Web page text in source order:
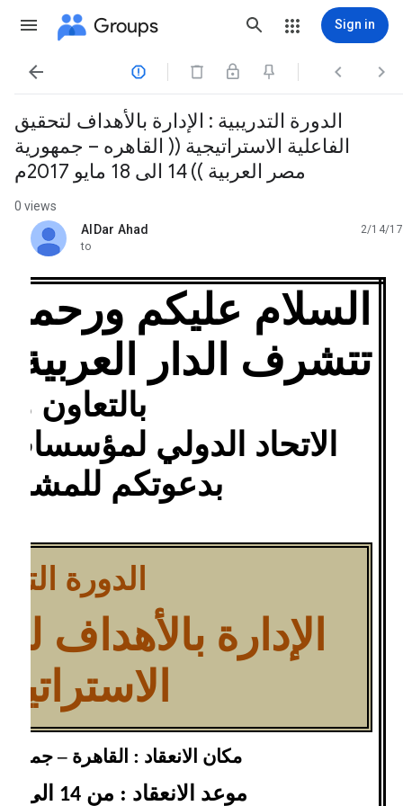
Groups Sign in
   
الدورة التدريبية : الإدارة بالأهداف لتحقيق
الفاعلية الاستراتيجية (( القاهره – جمهورية
مصر العربية )) 14 الى 18 مايو 2017م
0 views
AlDar Ahad
unread,
2/14/17
to
السلام عليكم ورحمة
تتشرف الدار العربية
بالتعاون
الاتحاد الدولي لمؤسسات
بدعوتكم
الدورة
الإدارة بالأهداف
مكان الانعقاد : القاهرة –
موعد الانعقاد : من 14 الى